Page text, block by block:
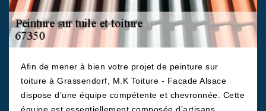
Afin de mener à bien votre projet de peinture sur
toiture à Grassendorf, M.K Toiture - Facade Alsace
dispose d’une équipe compétente et chevronnée. Cette